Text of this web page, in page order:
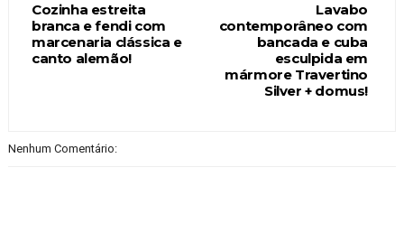
Lavabo
contemporâneo com
bancada e cuba
esculpida em
mármore Travertino
Silver + domus!
Cozinha estreita
branca e fendi com
marcenaria clássica e
canto alemão!
Nenhum Comentário: